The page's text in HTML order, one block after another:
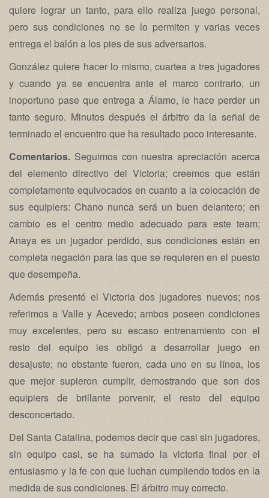
quiere lograr un tanto, para ello realiza juego personal,
pero sus condiciones no se lo permiten y varias veces
entrega el balón a los pies de sus adversarios.
González quiere hacer lo mismo, cuartea a tres jugadores
y cuando ya se encuentra ante el marco contrario, un
inoportuno pase que entrega a Álamo, le hace perder un
tanto seguro. Minutos después el árbitro da la señal de
terminado el encuentro que ha resultado poco interesante.
Comentarios. Seguimos con nuestra apreciación acerca
del elemento directivo del Victoria; creemos que están
completamente equivocados en cuanto a la colocación de
sus equipiers: Chano nunca será un buen delantero; en
cambio es el centro medio adecuado para este team;
Anaya es un jugador perdido, sus condiciones están en
completa negación para las que se requieren en el puesto
que desempeña.
Además presentó el Victoria dos jugadores nuevos; nos
referimos a Valle y Acevedo; ambos poseen condiciones
muy excelentes, pero su escaso entrenamiento con el
resto del equipo les obligó a desarrollar juego en
desajuste; no obstante fueron, cada uno en su línea, los
que mejor supieron cumplir, demostrando que son dos
equipiers de brillante porvenir, el resto del equipo
desconcertado.
Del Santa Catalina, podemos decir que casi sin jugadores,
sin equipo casi, se ha sumado la victoria final por el
entusiasmo y la fe con que luchan cumpliendo todos en la
medida de sus condiciones. El árbitro muy correcto.